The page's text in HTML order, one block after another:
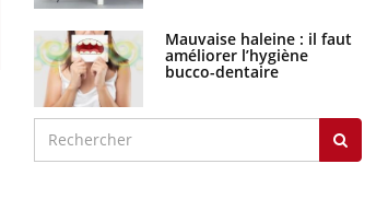
Mauvaise haleine : il faut
améliorer l’hygiène
bucco-dentaire